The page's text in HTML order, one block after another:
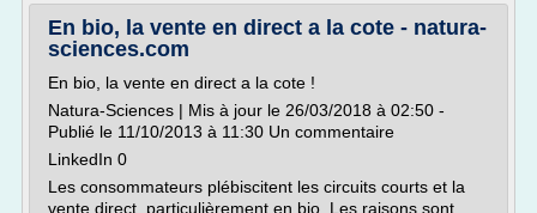
En bio, la vente en direct a la cote - natura-
sciences.com
En bio, la vente en direct a la cote !
Natura-Sciences | Mis à jour le 26/03/2018 à 02:50 -
Publié le 11/10/2013 à 11:30 Un commentaire
LinkedIn 0
Les consommateurs plébiscitent les circuits courts et la
vente direct, particulièrement en bio. Les raisons sont